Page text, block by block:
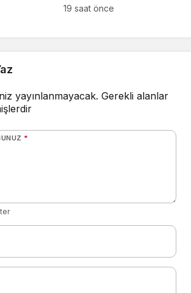
seçim öncesinde
19 saat önce
yayınlanmayacak. Gerekli alanlar
*